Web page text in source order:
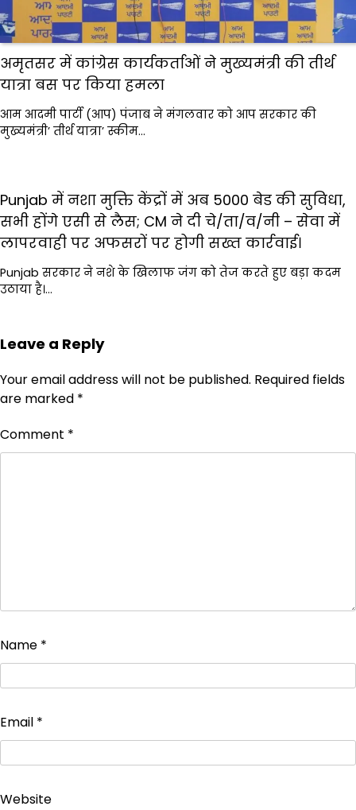
अमृतसर में कांग्रेस कार्यकर्ताओं ने मुख्यमंत्री की तीर्थ
यात्रा बस पर किया हमला
आम आदमी पार्टी (आप) पंजाब ने मंगलवार को आप सरकार की
मुख्यमंत्री’ तीर्थ यात्रा’ स्कीम…
Punjab में नशा मुक्ति केंद्रों में अब 5000 बेड की सुविधा,
सभी होंगे एसी से लैस; CM ने दी चे/ता/व/नी – सेवा में
लापरवाही पर अफसरों पर होगी सख्त कार्रवाई।
Punjab सरकार ने नशे के खिलाफ जंग को तेज करते हुए बड़ा कदम
उठाया है।…
Leave a Reply
Your email address will not be published. Required fields
are marked *
Comment *
Name *
Email *
Website